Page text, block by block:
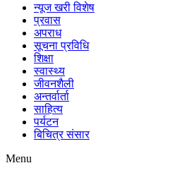
न्यूज खरी विशेष
प्रवास
अपराध
सूचना प्रविधि
शिक्षा
स्वास्थ्य
जीवनशैली
अन्तर्वार्ता
साहित्य
पर्यटन
बिचित्र संसार
Menu